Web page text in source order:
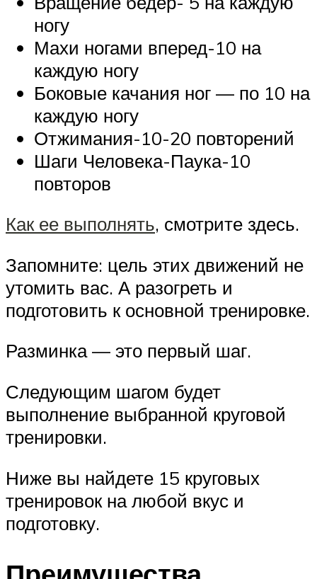
ногу
Махи ногами вперед-10 на
каждую ногу
Боковые качания ног — по 10 на
каждую ногу
Отжимания-10-20 повторений
Шаги Человека-Паука-10
повторов
Как ее выполнять, смотрите здесь.
Запомните: цель этих движений не
утомить вас. А разогреть и
подготовить к основной тренировке.
Разминка — это первый шаг.
Следующим шагом будет
выполнение выбранной круговой
тренировки.
Ниже вы найдете 15 круговых
тренировок на любой вкус и
подготовку.